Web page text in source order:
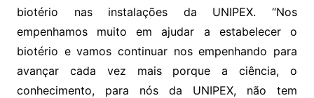
biotério nas instalações da UNIPEX. “Nos
empenhamos muito em ajudar a estabelecer o
biotério e vamos continuar nos empenhando para
avançar cada vez mais porque a ciência, o
conhecimento, para nós da UNIPEX, não tem